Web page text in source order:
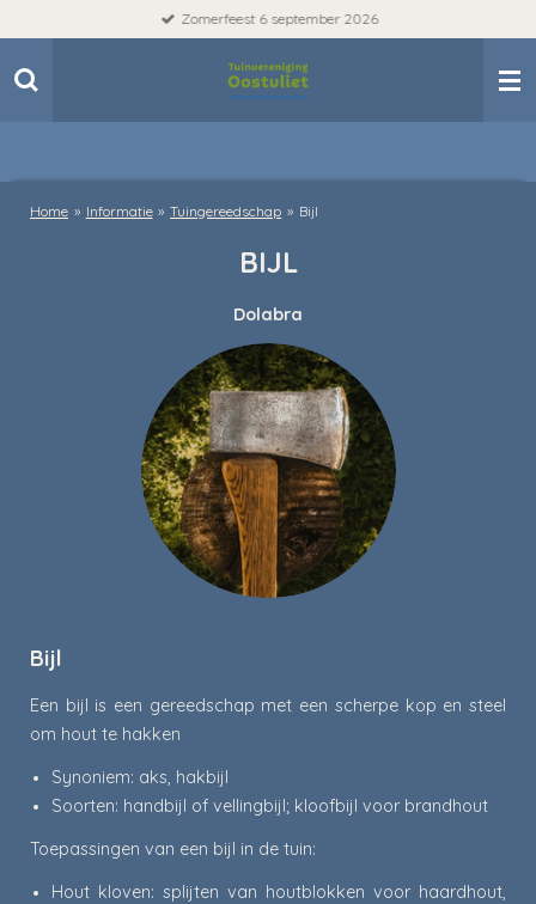
naar
hoofdinhoud
Zomerfeest 6 september 2026
Home » Informatie » Tuingereedschap » Bijl
BIJL
Dolabra
Bijl
Een bijl is een gereedschap met een scherpe kop en steel
om hout te hakken
Synoniem: aks, hakbijl
Soorten: handbijl of vellingbijl; kloofbijl voor brandhout
Toepassingen van een bijl in de tuin:
Hout kloven: splijten van houtblokken voor haardhout,